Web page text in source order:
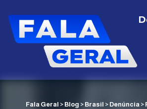
Fala Geral > Blog > Brasil > Denúncia >